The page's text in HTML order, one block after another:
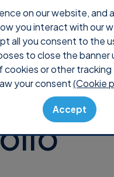
on our website, and
you interact with our
all you consent to the
to close the
or other
your consent(Cookie
Accept
Console
Controllo